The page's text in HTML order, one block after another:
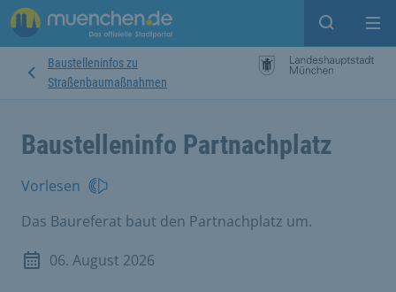
Suche
Baustelleninfos zu
Straßenbaumaßnahmen
Baustelleninfo Partnachplatz
Vorlesen
Das Baureferat baut den Partnachplatz um.
06. August 2026